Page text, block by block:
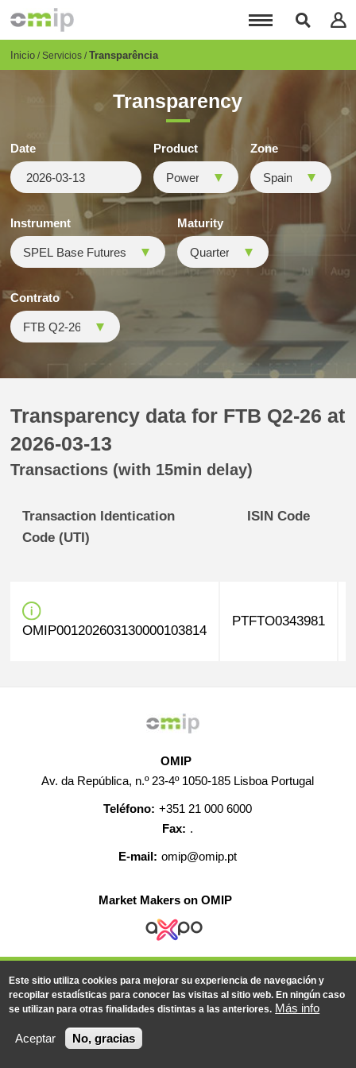
principal
Breadcrumb
Inicio Servicios Transparência
Transparency
Date Product Zone
Instrument Maturity
Contrato
Transparency data for FTB Q2-26 at
2026-03-13
Transactions (with 15min delay)
Transaction Identication
Code (UTI)
ISIN Code
OMIP001202603130000103814
PTFTO0343981
OMIP
Av. da República, n.º 23-4º 1050-185 Lisboa Portugal
Teléfono: +351 21 000 6000
Fax: .
E-mail: omip@omip.pt
Market Makers on OMIP
© 2019-2026 - Todos los derechos reservados
AYUDA CONTACTO EMPLEO
MAPA WEB
INFORMACIÓN LEGAL
Powered BY
Este sitio utiliza cookies para mejorar su experiencia de navegación y
recopilar estadísticas para conocer las visitas al sitio web. En ningún caso
se utilizan para otras finalidades distintas a las anteriores. Más info
Aceptar No, gracias